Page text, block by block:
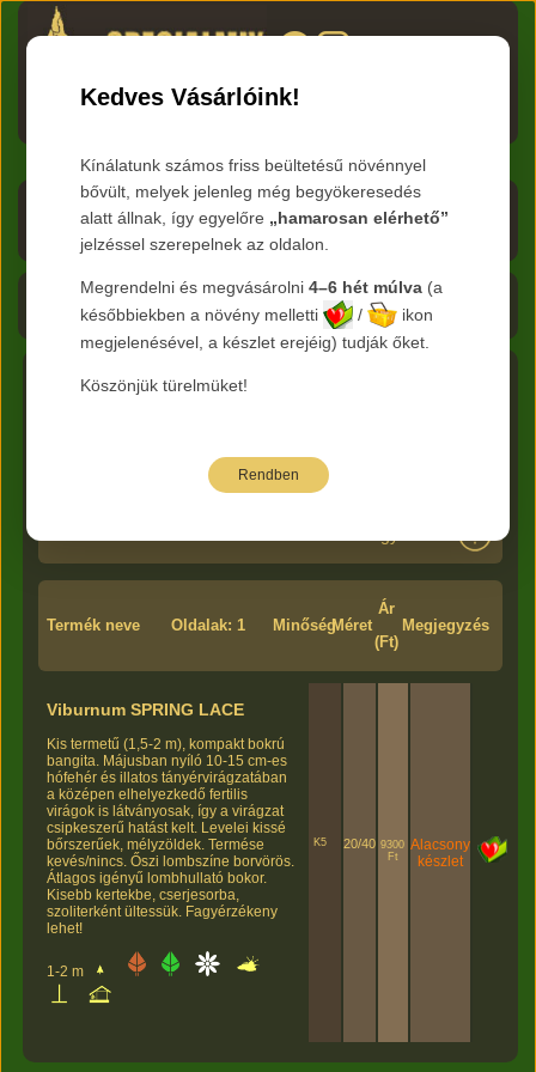
Kedves Vásárlóink!
Kínálatunk számos friss beültetésű növénnyel
bővült, melyek jelenleg még begyökeresedés
alatt állnak, így egyelőre „hamarosan elérhető”
jelzéssel szerepelnek az oldalon.
Megrendelni és megvásárolni4–6 hét múlva (a
későbbiekben a növény melletti
/
ikon
megjelenésével, a készlet erejéig) tudják őket.
Köszönjük türelmüket!
Rendben
Árlista letöltése
Frissítve:
Kosár - 0 Ft
Főkategória: CserjékNemzetség :
Termék neve Oldalak: 1 MinőségMéret
Ár
(Ft)
Megjegyzés
Viburnum SPRING LACE
Kis termetű (1,5-2 m), kompakt bokrú
bangita. Májusban nyíló 10-15 cm-es
hófehér és illatos tányérvirágzatában
a középen elhelyezkedő fertilis
virágok is látványosak, így a virágzat
csipkeszerű hatást kelt. Levelei kissé
bőrszerűek, mélyzöldek. Termése
kevés/nincs. Őszi lombszíne borvörös.
Átlagos igényű lombhullató bokor.
Kisebb kertekbe, cserjesorba,
szoliterként ültessük. Fagyérzékeny
lehet!
1-2 m
K5 20/40 9300
Ft
Alacsony
készlet